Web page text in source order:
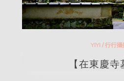
YiYi /行行攝
【在東慶寺